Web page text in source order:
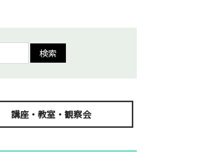
検索
講座・教室・観察会